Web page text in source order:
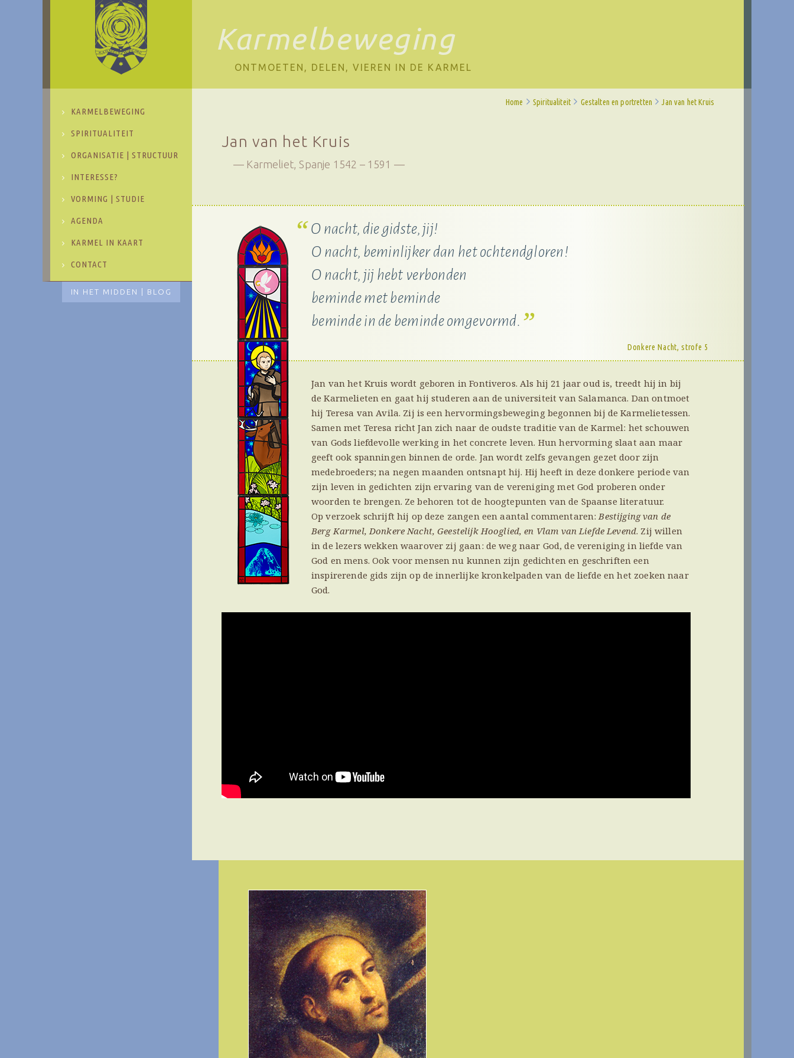
Karmelbeweging
ONTMOETEN, DELEN, VIEREN IN DE KARMEL
Home Spiritualiteit Gestalten en portretten Jan van het Kruis
Jan van het Kruis
Karmeliet, Spanje 1542 – 1591
O nacht, die gidste, jij!
O nacht, beminlijker dan het ochtendgloren!
O nacht, jij hebt verbonden
beminde met beminde
beminde in de beminde omgevormd.
Donkere Nacht, strofe 5
Jan van het Kruis wordt geboren in Fontiveros. Als hij 21 jaar oud is, treedt hij in bij
de Karmelieten en gaat hij studeren aan de universiteit van Salamanca. Dan ontmoet
hij Teresa van Avila. Zij is een hervormingsbeweging begonnen bij de Karmelietessen.
Samen met Teresa richt Jan zich naar de oudste traditie van de Karmel: het schouwen
van Gods liefdevolle werking in het concrete leven. Hun hervorming slaat aan maar
geeft ook spanningen binnen de orde. Jan wordt zelfs gevangen gezet door zijn
medebroeders; na negen maanden ontsnapt hij. Hij heeft in deze donkere periode van
zijn leven in gedichten zijn ervaring van de vereniging met God proberen onder
woorden te brengen. Ze behoren tot de hoogtepunten van de Spaanse literatuur.
Op verzoek schrijft hij op deze zangen een aantal commentaren:Bestijging van de
Berg Karmel, Donkere Nacht, Geestelijk Hooglied, en Vlam van Liefde Levend. Zij willen
in de lezers wekken waarover zij gaan: de weg naar God, de vereniging in liefde van
God en mens. Ook voor mensen nu kunnen zijn gedichten en geschriften een
inspirerende gids zijn op de innerlijke kronkelpaden van de liefde en het zoeken naar
God.
KARMELBEWEGING
SPIRITUALITEIT
ORGANISATIE | STRUCTUUR
INTERESSE?
VORMING | STUDIE
AGENDA
KARMEL IN KAART
CONTACT
IN HET MIDDEN | BLOG